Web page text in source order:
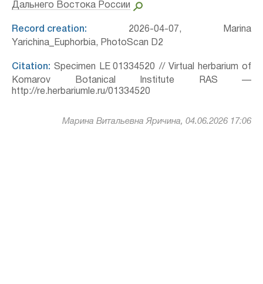
Дальнего Востока России
Record creation: 2026-04-07, Marina
Yarichina_Euphorbia, PhotoScan D2
Citation: Specimen LE 01334520 // Virtual herbarium of
Komarov Botanical Institute RAS —
http://re.herbariumle.ru/01334520
Марина Витальевна Яричина, 04.06.2026 17:06